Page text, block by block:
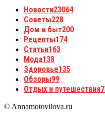
Новости23064
Советы228
Дом и быт200
Рецепты174
Статьи163
Мода138
Здоровье135
Обзоры99
Отдых и путешествия
© Annamotovilova.ru